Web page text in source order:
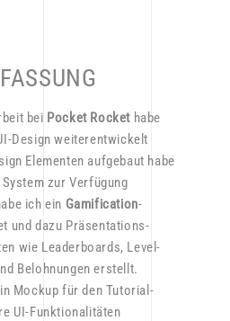
bei Pocket Rocket habe
Design weiterentwickelt
Elementen aufgebaut habe
System zur Verfügung
ich ein Gamification-
und dazu Präsentations-
wie Leaderboards, Level-
Belohnungen erstellt.
Mockup für den Tutorial-
UI-Funktionalitäten